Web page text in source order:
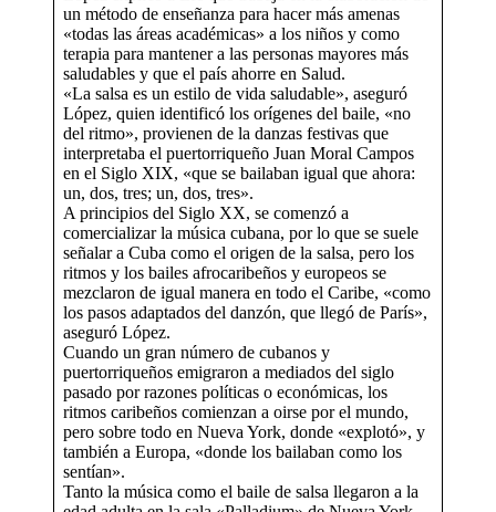
un método de enseñanza para hacer más amenas
«todas las áreas académicas» a los niños y como
terapia para mantener a las personas mayores más
saludables y que el país ahorre en Salud.
«La salsa es un estilo de vida saludable», aseguró
López, quien identificó los orígenes del baile, «no
del ritmo», provienen de la danzas festivas que
interpretaba el puertorriqueño Juan Moral Campos
en el Siglo XIX, «que se bailaban igual que ahora:
un, dos, tres; un, dos, tres».
A principios del Siglo XX, se comenzó a
comercializar la música cubana, por lo que se suele
señalar a Cuba como el origen de la salsa, pero los
ritmos y los bailes afrocaribeños y europeos se
mezclaron de igual manera en todo el Caribe, «como
los pasos adaptados del danzón, que llegó de París»,
aseguró López.
Cuando un gran número de cubanos y
puertorriqueños emigraron a mediados del siglo
pasado por razones políticas o económicas, los
ritmos caribeños comienzan a oirse por el mundo,
pero sobre todo en Nueva York, donde «explotó», y
también a Europa, «donde los bailaban como los
sentían».
Tanto la música como el baile de salsa llegaron a la